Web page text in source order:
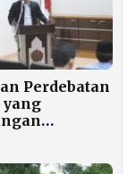
Perdebatan